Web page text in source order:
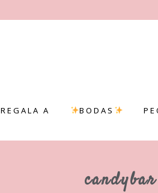
REGALA A BODAS
candybar